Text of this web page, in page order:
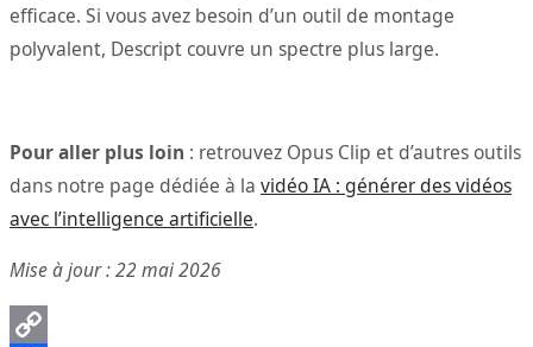
efficace. Si vous avez besoin d’un outil de montage
polyvalent, Descript couvre un spectre plus large.
Pour aller plus loin : retrouvez Opus Clip et d’autres outils
dans notre page dédiée à la vidéo IA : générer des vidéos
avec l’intelligence artificielle.
Mise à jour : 22 mai 2026